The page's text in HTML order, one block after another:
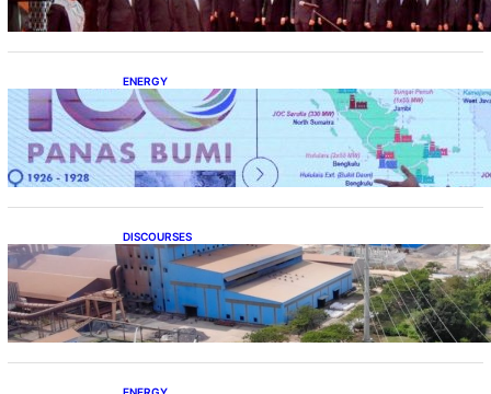
ENERGY
Momentum 100 Tahun Panas Bumi untuk
Akselerasi Pertumbuhan
DISCOURSES
Manfaat Hilirisasi Belum Merata, Pemerintah
Perlu Kaji Ulang Skema DBH